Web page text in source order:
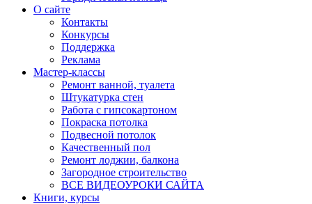
О сайте
Контакты
Конкурсы
Поддержка
Реклама
Мастер-классы
Ремонт ванной, туалета
Штукатурка стен
Работа с гипсокартоном
Покраска потолка
Подвесной потолок
Качественный пол
Ремонт лоджии, балкона
Загородное строительство
ВСЕ ВИДЕОУРОКИ САЙТА
Книги, курсы